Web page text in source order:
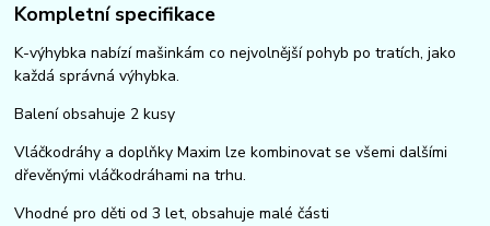
Kompletní specifikace
K-výhybka nabízí mašinkám co nejvolnější pohyb po tratích, jako
každá správná výhybka.
Balení obsahuje 2 kusy
Vláčkodráhy a doplňky Maxim lze kombinovat se všemi dalšími
dřevěnými vláčkodráhami na trhu.
Vhodné pro děti od 3 let, obsahuje malé části